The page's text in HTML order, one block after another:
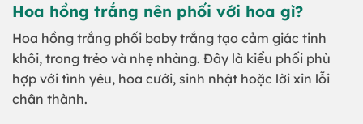
Hoa hồng trắng nên phối với hoa gì?
Hoa hồng trắng phối baby trắng tạo cảm giác tinh
khôi, trong trẻo và nhẹ nhàng. Đây là kiểu phối phù
hợp với tình yêu, hoa cưới, sinh nhật hoặc lời xin lỗi
chân thành.